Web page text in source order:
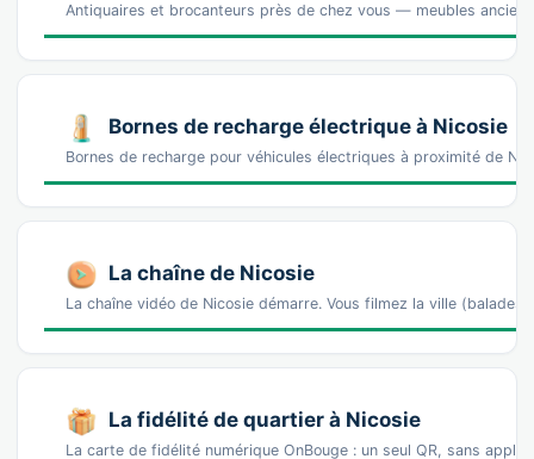
Antiquaires et brocanteurs près de chez vous — meubles
Bornes de recharge électrique à Nicosie
Bornes de recharge pour véhicules électriques à proximité de
La chaîne de Nicosie
La chaîne vidéo de Nicosie démarre. Vous filmez la ville
La fidélité de quartier à Nicosie
La carte de fidélité numérique OnBouge : un seul QR, sans appli